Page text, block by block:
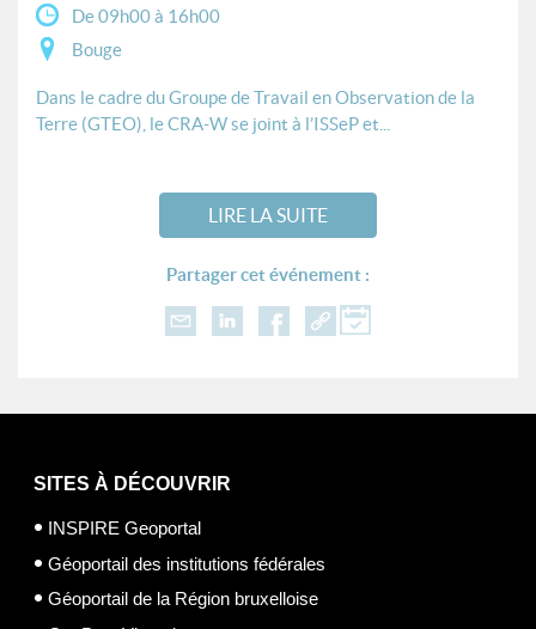
De 09h00 à 16h00
Bouge
Dans le cadre du Groupe de Travail en Observation de la
Terre (GTEO), le CRA-W se joint à l’ISSeP et...
LIRE LA SUITE
Partager cet événement :
SITES À DÉCOUVRIR
INSPIRE Geoportal
Géoportail des institutions fédérales
Géoportail de la Région bruxelloise